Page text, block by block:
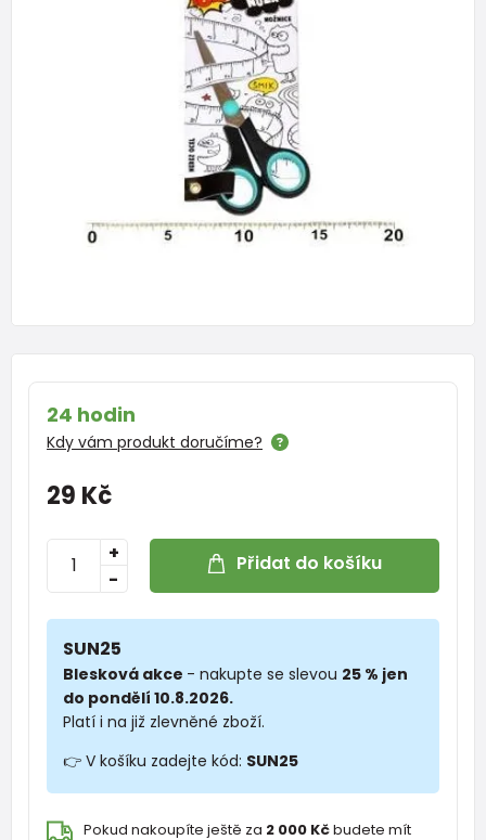
24 hodin
Kdy vám produkt doručíme?
29 Kč
-
+ Přidat do košíku
SUN25
Blesková akce - nakupte se slevou 25 % jen
do pondělí 10.8.2026.
Platí i na již zlevněné zboží.
👉 V košíku zadejte kód: SUN25
Pokud nakoupíte ještě za 2 000 Kčbudete mít